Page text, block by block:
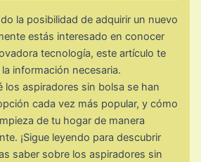
la posibilidad de adquirir un nuevo
estás interesado en conocer
tecnología, este artículo te
información necesaria.
los aspiradores sin bolsa se han
cada vez más popular, y cómo
de tu hogar de manera
¡Sigue leyendo para descubrir
saber sobre los aspiradores sin